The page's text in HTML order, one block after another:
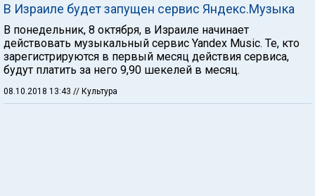
В Израиле будет запущен сервис Яндекс.Музыка
В понедельник, 8 октября, в Израиле начинает
действовать музыкальный сервис Yandex Music. Те, кто
зарегистрируются в первый месяц действия сервиса,
будут платить за него 9,90 шекелей в месяц.
08.10.2018 13:43 // Культура